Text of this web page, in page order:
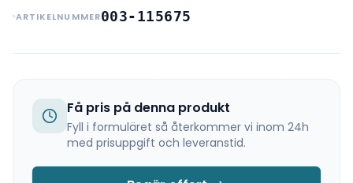
ARTIKELNUMMER003-115675
Få pris på denna produkt
Fyll i formuläret så återkommer vi inom 24h
med prisuppgift och leveranstid.